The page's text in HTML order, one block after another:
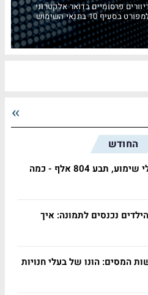
פרסומיים בדואר אלקטרוני
10 בתנאי השימוש
החודש
פוטר אחרי 29 שנה בלי שימוע, תבע 804 אלף - כמה
נכנסים לתמונה: איך
המסים: הונו של בעלי חנויות